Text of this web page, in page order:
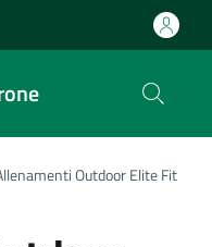
Outdoor Elite Fit